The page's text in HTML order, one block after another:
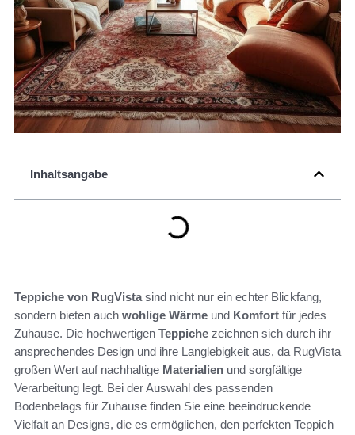
Inhaltsangabe
Teppiche von RugVistasind nicht nur ein echter Blickfang,
sondern bieten auch wohlige Wärme und Komfort für jedes
Zuhause. Die hochwertigen Teppiche zeichnen sich durch ihr
ansprechendes Design und ihre Langlebigkeit aus, da RugVista
großen Wert auf nachhaltige Materialien und sorgfältige
Verarbeitung legt. Bei der Auswahl des passenden
Bodenbelags für Zuhause finden Sie eine beeindruckende
Vielfalt an Designs, die es ermöglichen, den perfekten Teppich